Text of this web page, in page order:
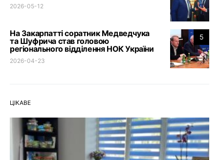
2026-05-12
5
На Закарпатті соратник Медведчука
та Шуфрича став головою
регіонального відділення НОК України
2026-04-23
ЦІКАВЕ